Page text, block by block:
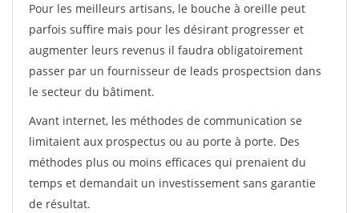
Pour les meilleurs artisans, le bouche à oreille peut
parfois suffire mais pour les désirant progresser et
augmenter leurs revenus il faudra obligatoirement
passer par un fournisseur de leads prospectsion dans
le secteur du bâtiment.
Avant internet, les méthodes de communication se
limitaient aux prospectus ou au porte à porte. Des
méthodes plus ou moins efficaces qui prenaient du
temps et demandait un investissement sans garantie
de résultat.